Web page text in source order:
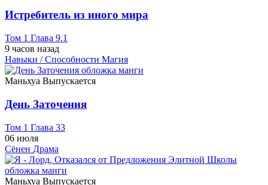
Истребитель из иного мира
Том 1 Глава 9.1
9 часов назад
Навыки / Способности Магия
Маньхуа Выпускается
День Заточения
Том 1 Глава 33
06 июля
Сёнен Драма
Маньхуа Выпускается